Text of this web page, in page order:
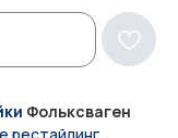
Фольксваген